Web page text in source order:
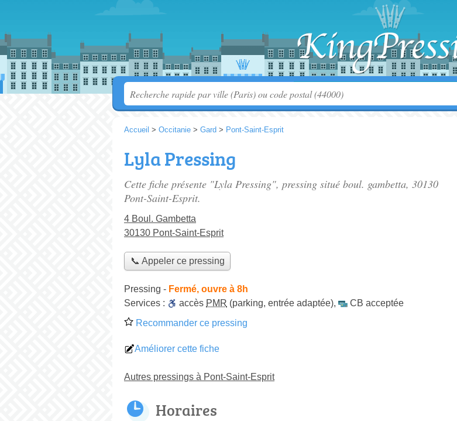
Accueil > Occitanie > Gard > Pont-Saint-Esprit
Lyla Pressing
Cette fiche présente "Lyla Pressing", pressing situé boul. gambetta, 30130
Pont-Saint-Esprit.
4 Boul. Gambetta
30130 Pont-Saint-Esprit
📞 Appeler ce pressing
Pressing - Fermé, ouvre à 8h
Services :
accès PMR (parking, entrée adaptée),
CB acceptée
Recommander ce pressing
Améliorer cette fiche
Autres pressings à Pont-Saint-Esprit
Horaires